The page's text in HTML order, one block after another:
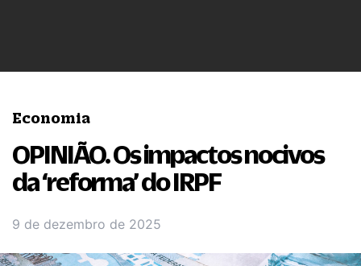
Economia
OPINIÃO. Os impactos nocivos
da ‘reforma’ do IRPF
9 de dezembro de 2025